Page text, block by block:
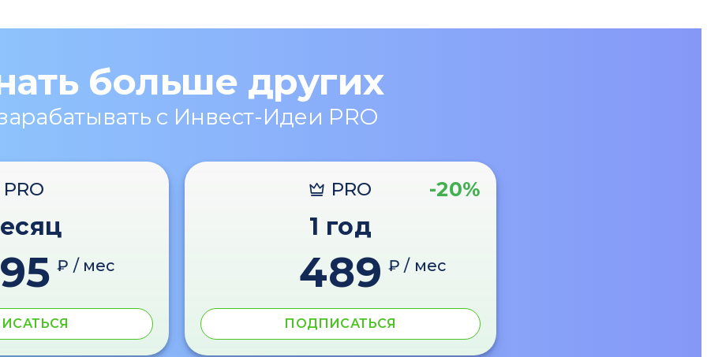
больше других
с Инвест-Идеи PRO
PRO
₽ / мес
PRO -20%
1 год
489 ₽ / мес
ПОДПИСАТЬСЯ